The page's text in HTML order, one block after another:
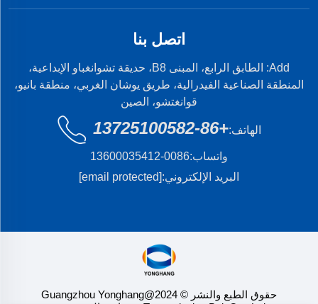
اتصل بنا
Add: الطابق الرابع، المبنى B8، حديقة تشوانغباو الإبداعية،
المنطقة الصناعية الفيدرالية، طريق يوشان الغربي، منطقة بانيو،
قوانغتشو، الصين
الهاتف:+86-13725100582
واتساب:0086-13600035412
البريد الإلكتروني:[email protected]
حقوق الطبع والنشر © 2024@Guangzhou Yonghang